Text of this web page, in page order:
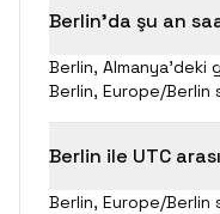
Berlin'da şu an
Berlin, Almanya'deki
Berlin, Europe/Berlin
Berlin ile UTC
Berlin, Europe/